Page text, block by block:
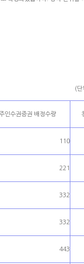
(단
인수권증권 배정수량
110
221
332
332
443